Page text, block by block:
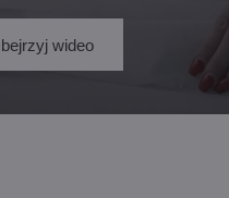
wideo